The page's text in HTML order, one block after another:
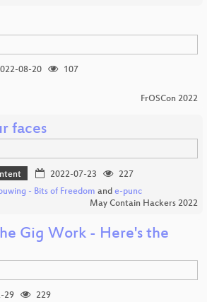
08-20
107
FrOSCon 2022
faces
2022-07-23
227
- Bits of Freedom and e-punc
May Contain Hackers 2022
Gig Work - Here's the
29
229